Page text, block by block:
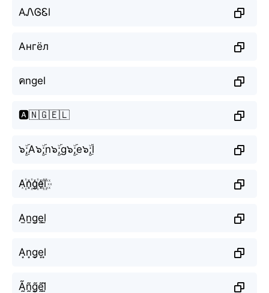
AᏁᎶᏋl
Ангёл
คngel
🅰️🇳🇬🇪🇱
๖ۣۜ;A๖ۣۜ;n๖ۣۜ;g๖ۣۜ;e๖ۣۜ;l
A꙰n꙰g꙰e꙰l꙰
A̫n̫g̫e̫l̫
A͙n͙g͙e͙l͙
Ã̰ñ̰g̰̃ḛ̃l̰̃